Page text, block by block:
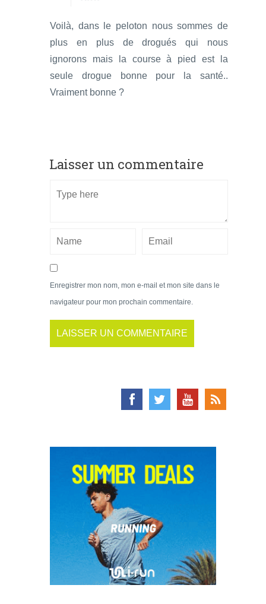
Voilà, dans le peloton nous sommes de
plus en plus de drogués qui nous
ignorons mais la course à pied est la
seule drogue bonne pour la santé..
Vraiment bonne ?
Laisser un commentaire
Enregistrer mon nom, mon e-mail et mon site dans le
navigateur pour mon prochain commentaire.